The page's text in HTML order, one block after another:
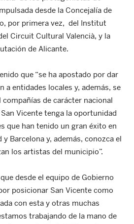
desde la Concejalía de
por primera vez, del Institut
Circuit Cultural Valencià, y la
de Alicante.
que “se ha apostado por dar
a entidades locales y, además, se
de carácter nacional
Vicente tenga la oportunidad
que han tenido un gran éxito en
Barcelona y, además, conozca el
los artistas del municipio”.
desde el equipo de Gobierno
posicionar San Vicente como
con esta y otras muchas
trabajando de la mano de